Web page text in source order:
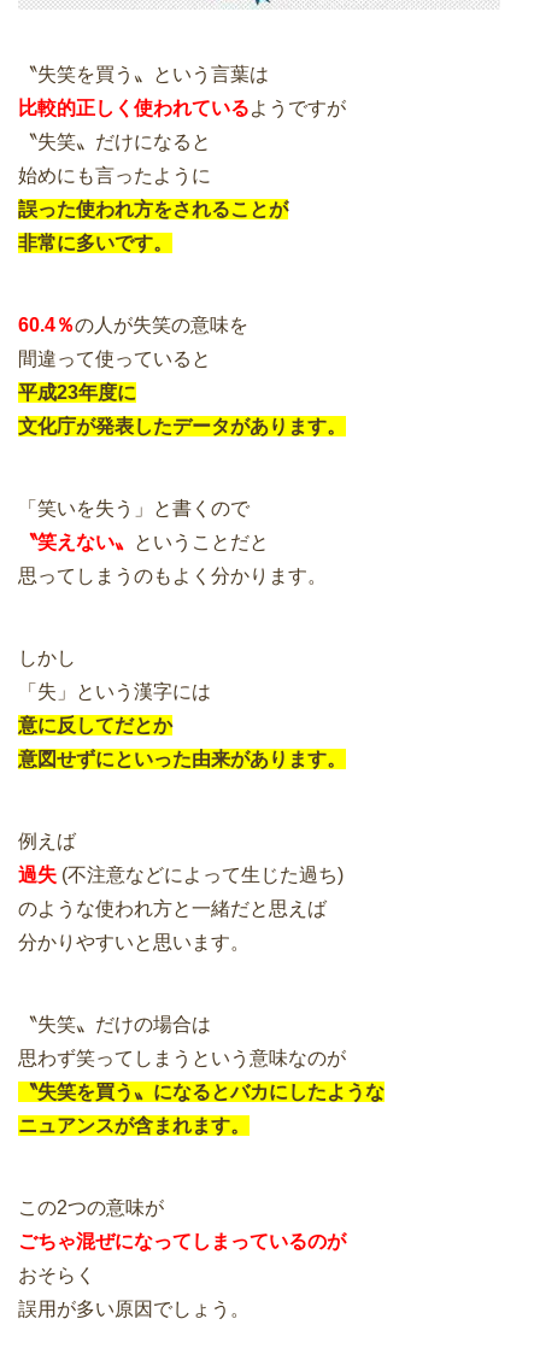
〝失笑を買う〟という言葉は
比較的正しく使われているようですが
〝失笑〟だけになると
始めにも言ったように
誤った使われ方をされることが
非常に多いです。
60.4％の人が失笑の意味を
間違って使っていると
平成23年度に
文化庁が発表したデータがあります。
「笑いを失う」と書くので
〝笑えない〟
ということだと
思ってしまうのもよく分かります。
しかし
「失」という漢字には
意に反してだとか
意図せずにといった由来があります。
例えば
過失 (不注意などによって生じた過ち)
のような使われ方と一緒だと思えば
分かりやすいと思います。
〝失笑〟だけの場合は
思わず笑ってしまうという意味なのが
〝失笑を買う〟になるとバカにしたような
ニュアンスが含まれます。
この2つの意味が
ごちゃ混ぜになってしまっているのが
おそらく
誤用が多い原因でしょう。